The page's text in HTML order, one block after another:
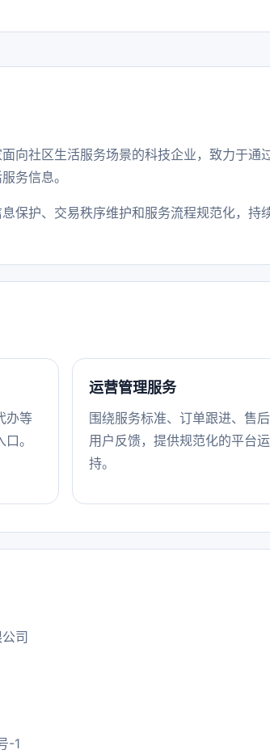
向社区生活服务场景的科技企业，致力于
务信息。
保护、交易秩序维护和服务流程规范化，持
办等
。
运营管理服务
围绕服务标准、订单跟进、售
用户反馈，提供规范化的平台
持。
司
-1